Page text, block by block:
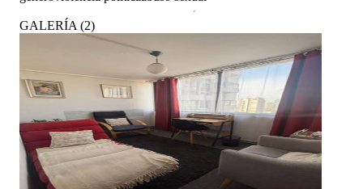
GALERÍA (2)